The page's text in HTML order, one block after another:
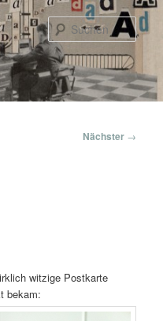
Nächster →
witzige Postkarte
bekam: